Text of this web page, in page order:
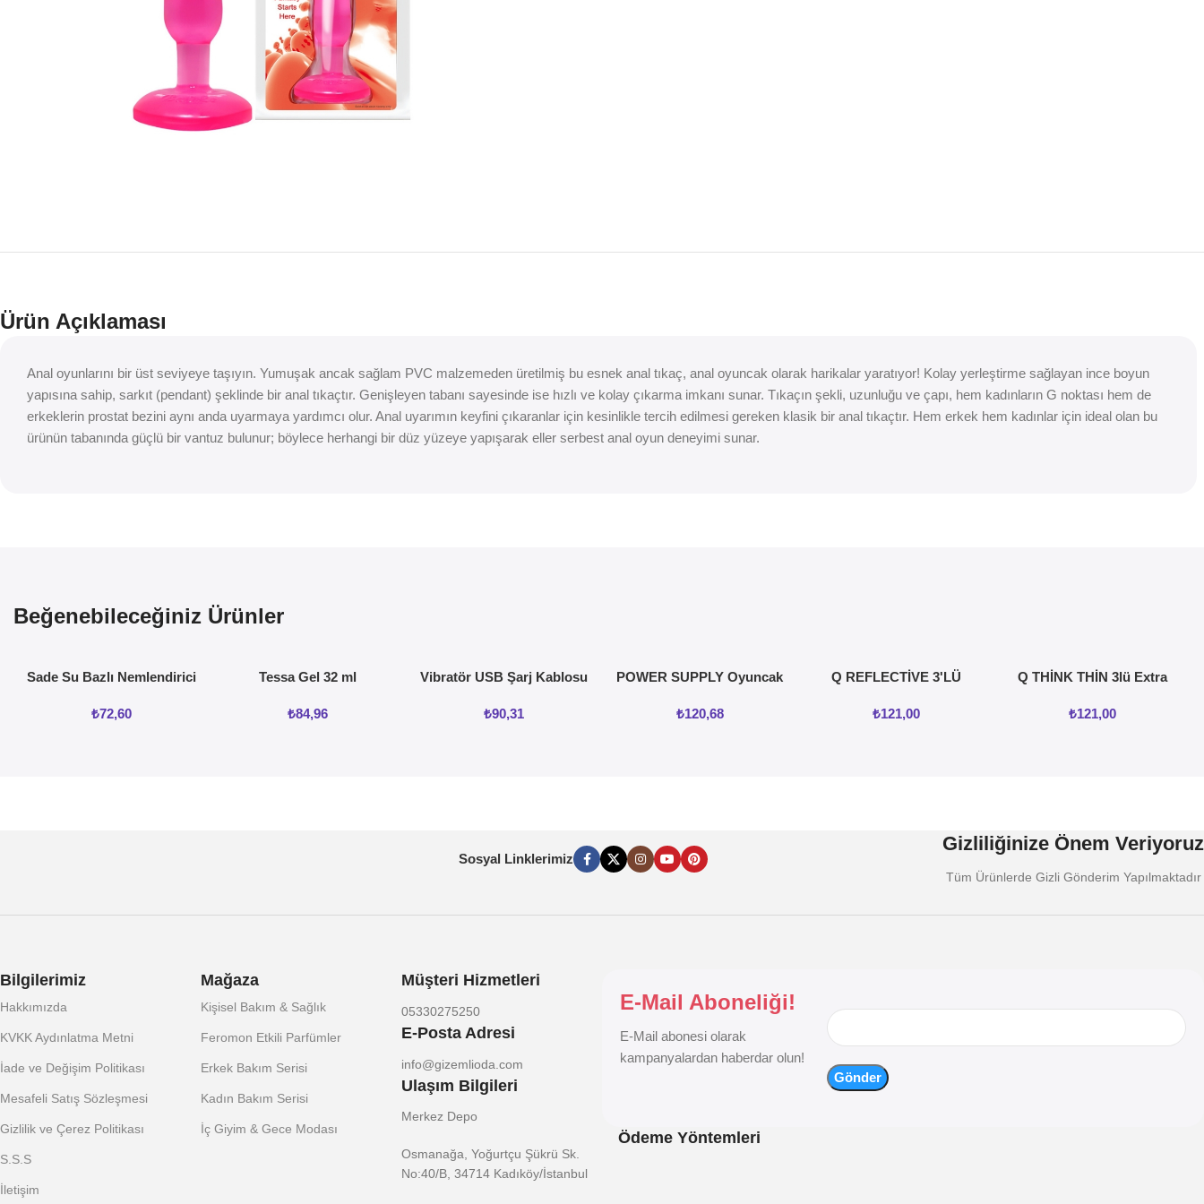
Ürün Açıklaması
Anal oyunlarını bir üst seviyeye taşıyın. Yumuşak ancak sağlam PVC malzemeden üretilmiş bu esnek anal tıkaç, anal oyuncak olarak harikalar yaratıyor! Kolay yerleştirme sağlayan ince boyun
yapısına sahip, sarkıt (pendant) şeklinde bir anal tıkaçtır. Genişleyen tabanı sayesinde ise hızlı ve kolay çıkarma imkanı sunar. Tıkaçın şekli, uzunluğu ve çapı, hem kadınların G noktası hem de
erkeklerin prostat bezini aynı anda uyarmaya yardımcı olur. Anal uyarımın keyfini çıkaranlar için kesinlikle tercih edilmesi gereken klasik bir anal tıkaçtır. Hem erkek hem kadınlar için ideal olan bu
ürünün tabanında güçlü bir vantuz bulunur; böylece herhangi bir düz yüzeye yapışarak eller serbest anal oyun deneyimi sunar.
Beğenebileceğiniz Ürünler
Sade Su Bazlı Nemlendirici
₺72,60
Tessa Gel 32 ml
₺84,96
Vibratör USB Şarj Kablosu
₺90,31
POWER SUPPLY Oyuncak
₺120,68
Q REFLECTİVE 3'LÜ
PREZERVATİF
₺121,00
Q THİNK THİN 3lü Extra
₺121,00
Sosyal Linklerimiz
Gizliliğinize Önem Veriyoruz
Tüm Ürünlerde Gizli Gönderim Yapılmaktadır
Bilgilerimiz
Hakkımızda
KVKK Aydınlatma Metni
İade ve Değişim Politikası
Mesafeli Satış Sözleşmesi
Gizlilik ve Çerez Politikası
S.S.S
İletişim
Mağaza
Kişisel Bakım & Sağlık
Feromon Etkili Parfümler
Erkek Bakım Serisi
Kadın Bakım Serisi
İç Giyim & Gece Modası
Müşteri Hizmetleri
05330275250
E-Posta Adresi
info@gizemlioda.com
Ulaşım Bilgileri
Merkez Depo
Osmanağa, Yoğurtçu Şükrü Sk.
No:40/B, 34714 Kadıköy/İstanbul
E-Mail Aboneliği!
E-Mail abonesi olarak
kampanyalardan haberdar olun!
Ödeme Yöntemleri